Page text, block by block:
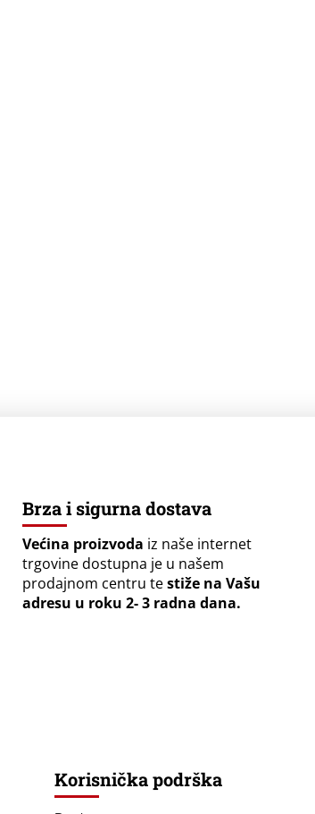
Brza i sigurna dostava
Većina proizvoda iz naše internet
trgovine dostupna je u našem
prodajnom centru testiže na Vašu
adresu u roku 2- 3 radna dana.
Korisnička podrška